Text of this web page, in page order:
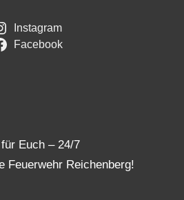
Instagram
Facebook
Euch – 24/7
Feuerwehr Reichenberg!